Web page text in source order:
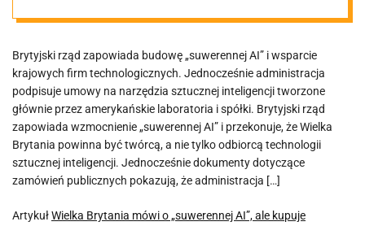
rozwiązania od
amerykańskich
firm
Brytyjski rząd zapowiada budowę „suwerennej AI” i wsparcie
krajowych firm technologicznych. Jednocześnie administracja
podpisuje umowy na narzędzia sztucznej inteligencji tworzone
głównie przez amerykańskie laboratoria i spółki. Brytyjski rząd
zapowiada wzmocnienie „suwerennej AI” i przekonuje, że Wielka
Brytania powinna być twórcą, a nie tylko odbiorcą technologii
sztucznej inteligencji. Jednocześnie dokumenty dotyczące
zamówień publicznych pokazują, że administracja […]
ArtykułWielka Brytania mówi o „suwerennej AI”, ale kupuje